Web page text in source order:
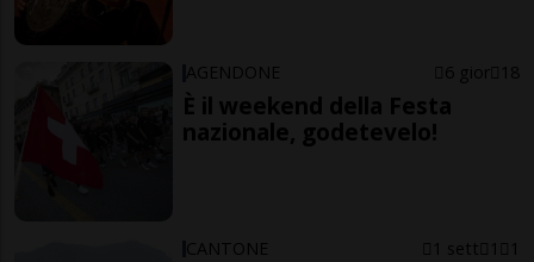
AGENDONE 6 gior 18
È il weekend della Festa
nazionale, godetevelo!
CANTONE 1 sett 1 1